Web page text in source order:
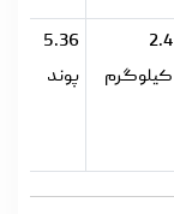
2.4
کیلوگرم
5.36
پوند